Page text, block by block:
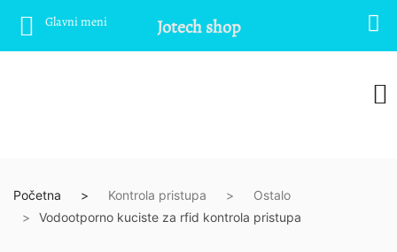
Početna Kontrola pristupa
Ostalo
Vodootporno kuciste za rfid kontrola pristupa
Glavni meni Jotech shop